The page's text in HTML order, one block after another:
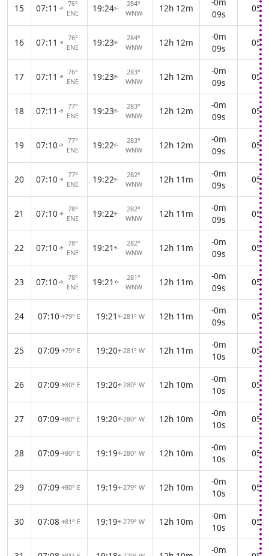
15 07:11 ↑
76°
ENE
19:24↑
284°
WNW
12h 12m
09s
16 07:11 ↑
76°
ENE
19:23↑
284°
WNW
12h 12m
-0m
09s
17 07:11 ↑
76°
ENE
19:23↑
283°
WNW
12h 12m
-0m
09s
18 07:11 ↑
77°
ENE
19:23↑
283°
WNW
12h 12m
-0m
09s
19 07:10↑
77°
ENE
19:22↑
283°
WNW
12h 12m
-0m
09s
20 07:10↑
77°
ENE
19:22↑
282°
WNW
12h 11m
-0m
09s
21 07:10↑
78°
ENE
19:22↑
282°
WNW
12h 11m
-0m
09s
22 07:10↑
78°
ENE
19:21 ↑
282°
WNW
12h 11m
-0m
09s
23 07:10↑
78°
ENE
19:21 ↑
281°
WNW
12h 11m
-0m
09s
24 07:10↑79° E 19:21 ↑281° W 12h 11m
-0m
09s
25 07:09↑79° E 19:20↑281° W 12h 11m
-0m
10s
26 07:09↑80° E 19:20↑280° W 12h 10m
-0m
10s
27 07:09↑80° E 19:20↑280° W 12h 10m
-0m
10s
28 07:09↑80° E 19:19↑280° W 12h 10m
-0m
10s
29 07:09↑80° E 19:19↑279° W 12h 10m
-0m
10s
30 07:08↑81° E 19:19↑279° W 12h 10m
-0m
10s
-0m